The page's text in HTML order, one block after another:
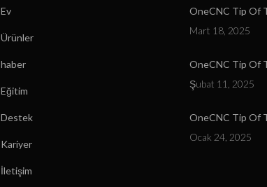
Ev
Ürünler
haber
Eğitim
Destek
Kariyer
İletişim
OneCNC Tip Of
Mart 18, 2025
OneCNC Tip Of
Şubat 11, 2025
OneCNC Tip Of
Ocak 24, 2025